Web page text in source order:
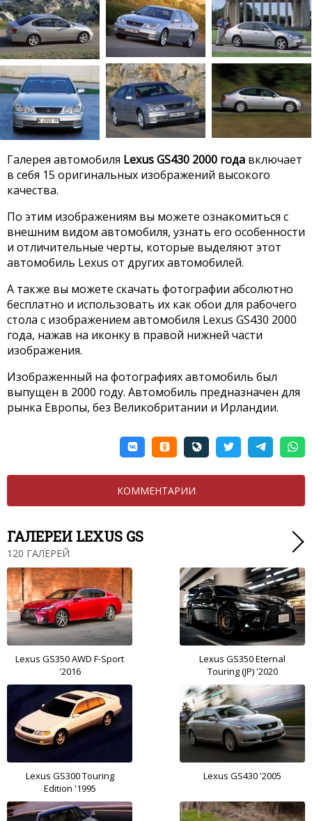
Галерея автомобиля Lexus GS430 2000 года включает
в себя 15 оригинальных изображений высокого
качества.
По этим изображениям вы можете ознакомиться с
внешним видом автомобиля, узнать его особенности
и отличительные черты, которые выделяют этот
автомобиль Lexus от других автомобилей.
А также вы можете скачать фотографии абсолютно
бесплатно и использовать их как обои для рабочего
стола с изображением автомобиля Lexus GS430 2000
года, нажав на иконку в правой нижней части
изображения.
Изображенный на фотографиях автомобиль был
выпущен в 2000 году. Автомобиль предназначен для
рынка Европы, без Великобритании и Ирландии.
КОММЕНТАРИИ
ГАЛЕРЕИ LEXUS GS
120 ГАЛЕРЕЙ
Lexus GS350 AWD F-Sport
'2016
Lexus GS350 Eternal
Touring (JP) '2020
Lexus GS300 Touring
Edition '1995
Lexus GS430 '2005